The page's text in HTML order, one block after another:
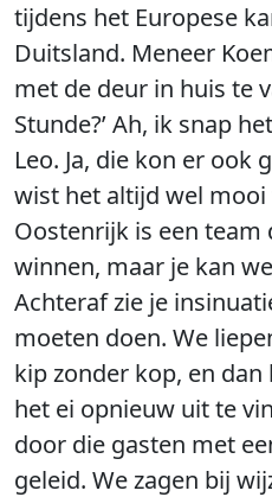
tijdens het Europese
Duitsland. Meneer
met de deur in huis te
Stunde?’ Ah, ik snap
Leo. Ja, die kon er ook
wist het altijd wel mooi
Oostenrijk is een team
winnen, maar je kan
Achteraf zie je
moeten doen. We
kip zonder kop, en
het ei opnieuw uit te
door die gasten met
geleid. We zagen bij